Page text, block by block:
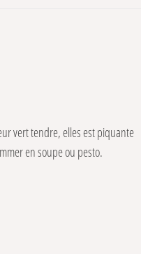
vert tendre, elles est piquante
en soupe ou pesto.